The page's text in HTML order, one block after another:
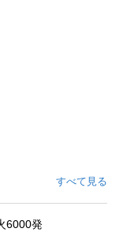
すべて見る
6000発